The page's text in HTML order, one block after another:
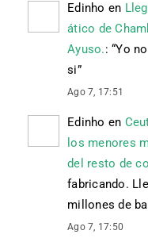
Edinho en
ático de
Ayuso.: “Yo
si”
Ago 7, 17:51
Edinho en
los menores
del resto de
fabricando.
millones de
Ago 7, 17:50